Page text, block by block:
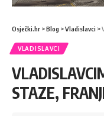
Osječki.hr >Blog >Vladislavci >
VLADISLAVCI
STAZE,